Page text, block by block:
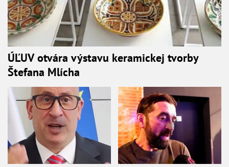
ÚĽUV otvára výstavu keramickej tvorby
Štefana Mlícha